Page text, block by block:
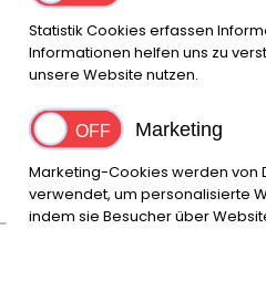
Statistik Cookies erfassen
Informationen helfen uns zu
unsere Website nutzen.
Marketing
Marketing-Cookies werden von
verwendet, um personalisierte
indem sie Besucher über